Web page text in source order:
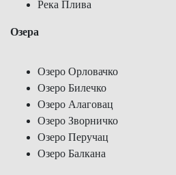
Река Плива
Озера
Озеро Орловачко
Озеро Билечко
Озеро Алаговац
Озеро Зворничко
Озеро Перучац
Озеро Балкана